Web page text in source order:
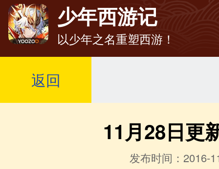
少年西游记
以少年之名重塑西游！
返回
11月28日更
发布时间：2016-